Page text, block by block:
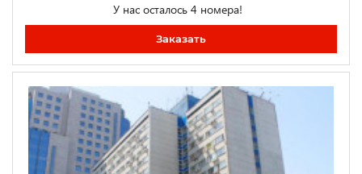
У нас осталось 4 номера!
Заказать